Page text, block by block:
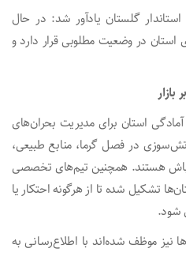
گلستان یادآور شد: در حال
در وضعیت مطلوبی قرار دارد و
آمادگی استان برای مدیریت بحران‌های
در فصل گرما، منابع طبیعی،
هستند. همچنین تیم‌های تخصصی
تشکیل شده تا از هرگونه احتکار یا
شود.
نیز موظف شده‌اند با اطلاع‌رسانی به